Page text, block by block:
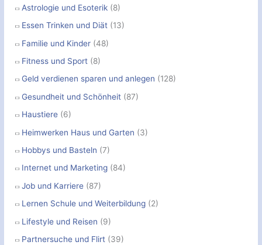
Astrologie und Esoterik (8)
Essen Trinken und Diät (13)
Familie und Kinder (48)
Fitness und Sport (8)
Geld verdienen sparen und anlegen (128)
Gesundheit und Schönheit (87)
Haustiere (6)
Heimwerken Haus und Garten (3)
Hobbys und Basteln (7)
Internet und Marketing (84)
Job und Karriere (87)
Lernen Schule und Weiterbildung (2)
Lifestyle und Reisen (9)
Partnersuche und Flirt (39)